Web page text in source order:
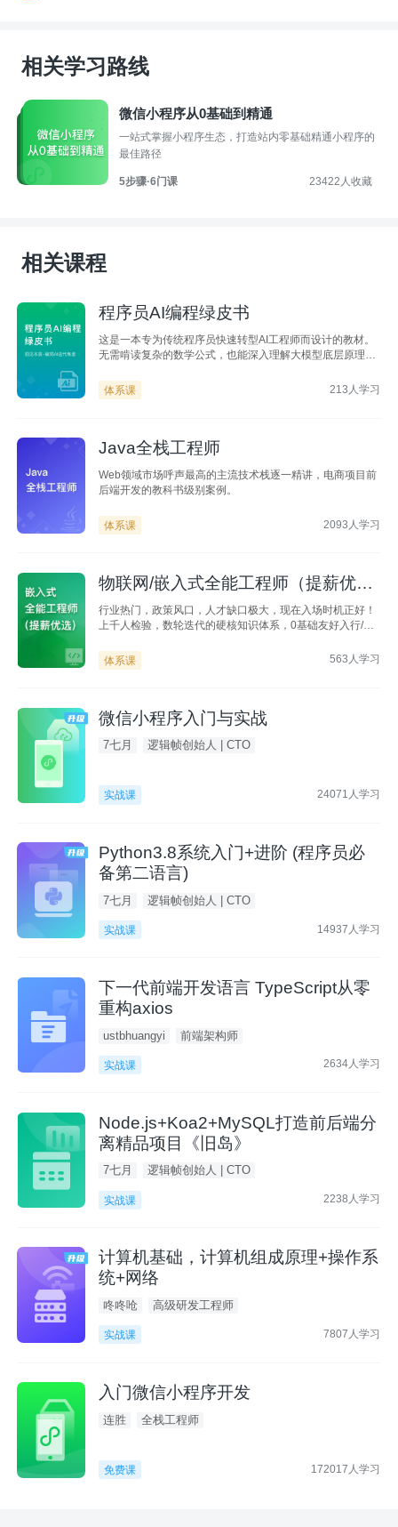
相关学习路线
微信小程序从0基础到精通
一站式掌握小程序生态，打造站内零基础精通小程序的
最佳路径
5步骤·6门课 23422人收藏
相关课程
程序员AI编程绿皮书
这是一本专为传统程序员快速转型AI工程师而设计的教材。
无需啃读复杂的数学公式，也能深入理解大模型底层原理，
开发的核心技术基石。
体系课 213人学习
Java全栈工程师
Web领域市场呼声最高的主流技术栈逐一精讲，电商项目前
后端开发的教科书级别案例。
体系课 2093人学习
物联网/嵌入式全能工程师（提薪优
选）
行业热门，政策风口，人才缺口极大，现在入场时机正好！
上千人检验，数轮迭代的硬核知识体系，0基础友好入行/转
松就业！
体系课 563人学习
微信小程序入门与实战
7七月 逻辑帧创始人 | CTO
实战课 24071人学习
Python3.8系统入门+进阶 (程序员必
备第二语言)
7七月 逻辑帧创始人 | CTO
实战课 14937人学习
下一代前端开发语言 TypeScript从零
重构axios
ustbhuangyi 前端架构师
实战课 2634人学习
Node.js+Koa2+MySQL打造前后端分
离精品项目《旧岛》
7七月 逻辑帧创始人 | CTO
实战课 2238人学习
计算机基础，计算机组成原理+操作系
统+网络
咚咚呛 高级研发工程师
实战课 7807人学习
入门微信小程序开发
连胜 全栈工程师
免费课 172017人学习